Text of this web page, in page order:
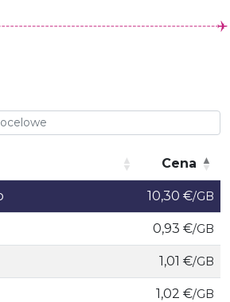
Cena
Cena
10,30 €/GB
0,93 €/GB
1,01 €/GB
1,02 €/GB